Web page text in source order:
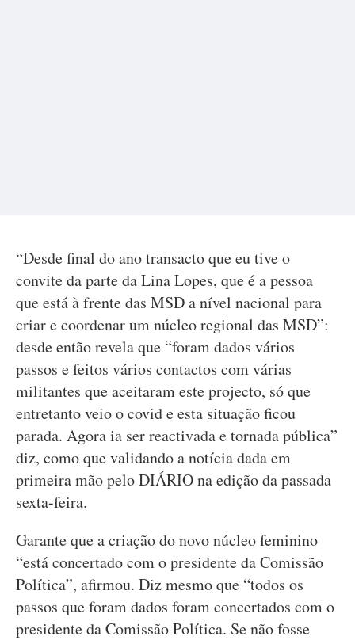
“Desde final do ano transacto que eu tive o
convite da parte da Lina Lopes, que é a pessoa
que está à frente das MSD a nível nacional para
criar e coordenar um núcleo regional das MSD”:
desde então revela que “foram dados vários
passos e feitos vários contactos com várias
militantes que aceitaram este projecto, só que
entretanto veio o covid e esta situação ficou
parada. Agora ia ser reactivada e tornada pública”
diz, como que validando a notícia dada em
primeira mão pelo DIÁRIO na edição da passada
sexta-feira.
Garante que a criação do novo núcleo feminino
“está concertado com o presidente da Comissão
Política”, afirmou. Diz mesmo que “todos os
passos que foram dados foram concertados com o
presidente da Comissão Política. Se não fosse